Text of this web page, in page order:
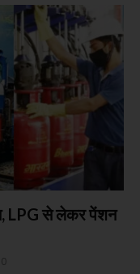
LPG से लेकर पेंशन
0